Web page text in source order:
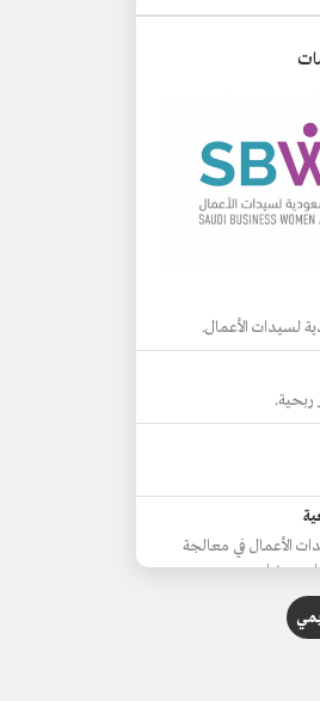
لسيدات الأعمال.
ربحية.
الأعمال في معالجة
مشاريعهن.
في ممارسات العمل